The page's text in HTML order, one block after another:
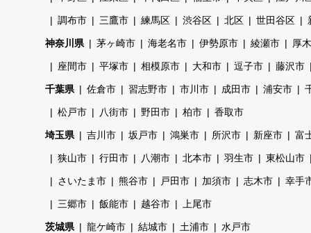
調布市 三鷹市 練馬区 渋谷区 北区 世田谷区
神奈川県 茅ヶ崎市 海老名市 伊勢原市 綾瀬市 厚
座間市 平塚市 相模原市 大和市 逗子市 藤沢市
千葉県 佐倉市 習志野市 市川市 成田市 浦安市
松戸市 八街市 野田市 柏市 香取市
埼玉県 吉川市 坂戸市 鴻巣市 所沢市 新座市 富
狭山市 行田市 八潮市 北本市 羽生市 東松山市
さいたま市 熊谷市 戸田市 加須市 志木市 幸手
三郷市 飯能市 越谷市 上尾市
茨城県 龍ケ崎市 結城市 土浦市 水戸市